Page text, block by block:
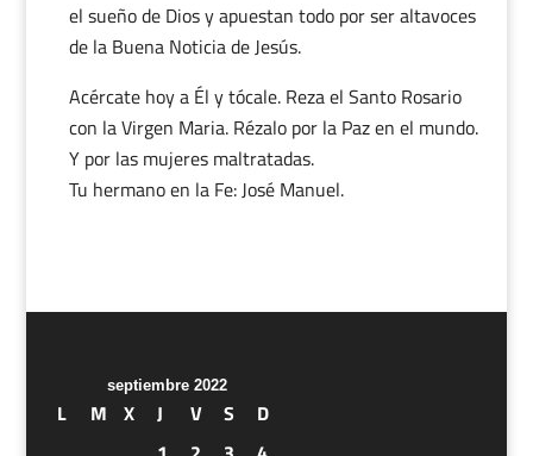
el sueño de Dios y apuestan todo por ser altavoces
de la Buena Noticia de Jesús.
Acércate hoy a Él y tócale. Reza el Santo Rosario
con la Virgen Maria. Rézalo por la Paz en el mundo.
Y por las mujeres maltratadas.
Tu hermano en la Fe: José Manuel.
septiembre 2022
L M X J V S
D